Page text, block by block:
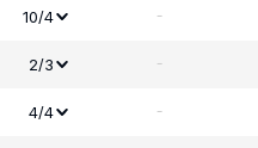
10/4 -
2/3 -
4/4 -